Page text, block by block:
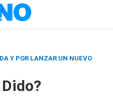
Y POR LANZAR UN NUEVO